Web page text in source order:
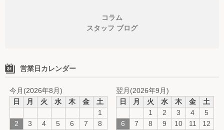
コラム
スタッフ ブログ
営業日カレンダー
今月(2026年8月)
日
月 火 水 木 金
土
1
2
3 4 5 6 7
8
翌月(2026年9月)
日
月 火 水 木 金
土
1
2 3 4
5
6
7 8 9 10 11
12